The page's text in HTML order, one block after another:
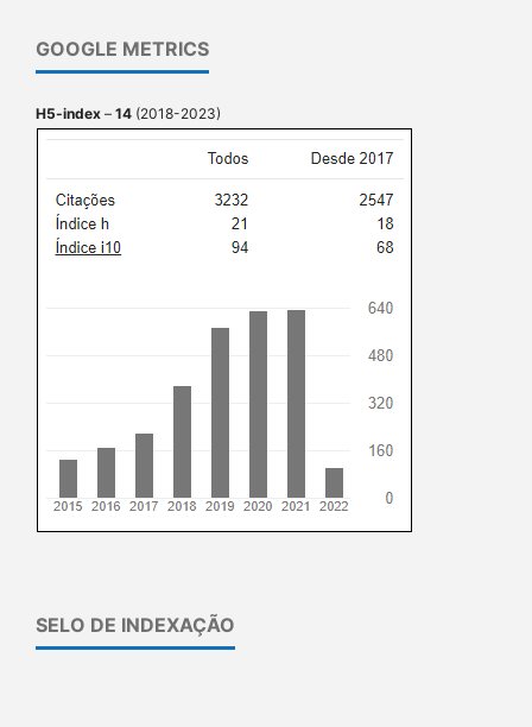
GOOGLE METRICS
H5-index – 14 (2018-2023)
SELO DE INDEXAÇÃO